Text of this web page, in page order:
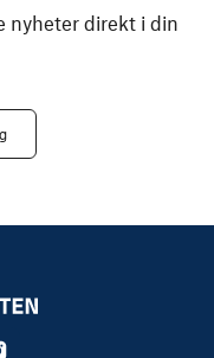
nyheter direkt i din